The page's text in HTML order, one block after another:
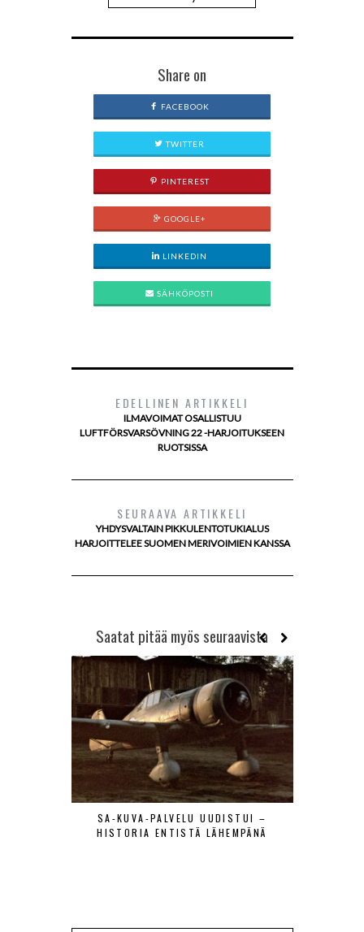
Share on
FACEBOOK
TWITTER
PINTEREST
GOOGLE+
LINKEDIN
SÄHKÖPOSTI
EDELLINEN ARTIKKELI
ILMAVOIMAT OSALLISTUU
LUFTFÖRSVARSÖVNING 22 -HARJOITUKSEEN
RUOTSISSA
SEURAAVA ARTIKKELI
YHDYSVALTAIN PIKKULENTOTUKIALUS
HARJOITTELEE SUOMEN MERIVOIMIEN KANSSA
Saatat pitää myös seuraavista
SA-KUVA-PALVELU UUDISTUI –
HISTORIA ENTISTÄ LÄHEMPÄNÄ